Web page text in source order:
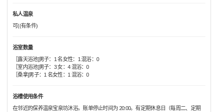
私人温泉
可((有条件)
浴室数量
［露天浴池]男子：1 名女性：1 混浴：0
［室内浴池]男子：3 女：4 混浴：0
［桑拿]男子：1 名女性：1 混浴：0
浴槽使用条件
在邻近的保养温泉宝泉坊沐浴。账单停止时间为 20:00。有定期休息日（每周二、定期